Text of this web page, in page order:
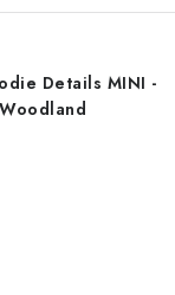
Details MINI -
Woodland